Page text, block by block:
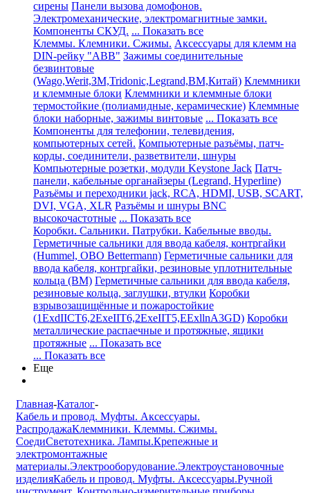
сирены Панели вызова домофонов.
Электромеханические, электромагнитные замки.
Компоненты СКУД. ... Показать все
Клеммы. Клемники. Сжимы. Аксессуары для клемм на
DIN-рейку "ABB" Зажимы соединительные
безвинтовые
(Wago,Werit,ЗМ,Tridonic,Legrand,BM,Китай) Клеммники
и клеммные блоки Клеммники и клеммные блоки
термостойкие (полиамидные, керамические) Клеммные
блоки наборные, зажимы винтовые ... Показать все
Компоненты для телефонии, телевидения,
компьютерных сетей. Компьютерные разъёмы, патч-
корды, соединители, разветвители, шнуры
Компьютерные розетки, модули Keystone Jack Патч-
панели, кабельные органайзеры (Legrand, Hyperline)
Разъёмы и переходники jack, RCA, HDMI, USB, SCART,
DVI, VGA, XLR Разъёмы и шнуры BNC
высокочастотные ... Показать все
Коробки. Сальники. Патрубки. Кабельные вводы.
Герметичные сальники для ввода кабеля, контргайки
(Hummel, OBO Bettermann) Герметичные сальники для
ввода кабеля, контргайки, резиновые уплотнительные
кольца (BM) Герметичные сальники для ввода кабеля,
резиновые кольца, заглушки, втулки Коробки
взрывозащищённые и пожаростойкие
(1ExdIICT6,2ExeIIT6,2ExeIIT5,EExllnA3GD) Коробки
металлические распаечные и протяжные, ящики
протяжные ... Показать все
... Показать все
Еще
Главная-Каталог-
Кабель и провод. Муфты. Аксессуары.
РаспродажаКлеммники. Клеммы. Сжимы.
СоедиСветотехника. Лампы.Крепежные и
электромонтажные
материалы.Электрооборудование.Электроустановочные
изделияКабель и провод. Муфты. Аксессуары.Ручной